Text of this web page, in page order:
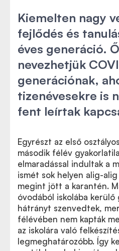
Kiemelten nagy
fejlődés és
éves generáció.
nevezhetjük
generációnak,
tizenévesekre is
fent leírtak
Egyrészt az első
második félév
elmaradással indultak a
ismét sok helyen alig-
megint jött a karantén.
óvodából iskolába
hátrányt szenvedtek,
félévében nem kapták
az iskolára való
legmeghatározóbb. Így